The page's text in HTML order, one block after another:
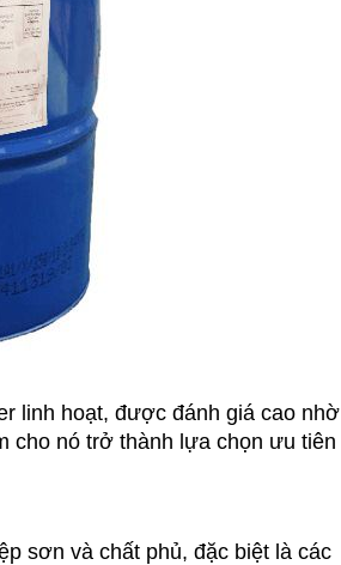
linh hoạt, được đánh giá cao nhờ
cho nó trở thành lựa chọn ưu tiên
sơn và chất phủ, đặc biệt là các